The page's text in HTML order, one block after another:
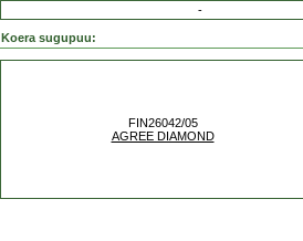
-
Koera sugupuu:
FIN26042/05
AGREE DIAMOND